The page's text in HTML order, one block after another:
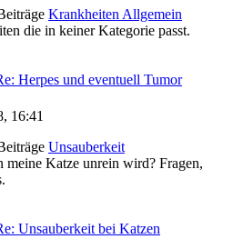
Krankheiten Allgemein
die in keiner Kategorie passt.
Herpes und eventuell Tumor
16:41
Unsauberkeit
meine Katze unrein wird? Fragen,
Unsauberkeit bei Katzen